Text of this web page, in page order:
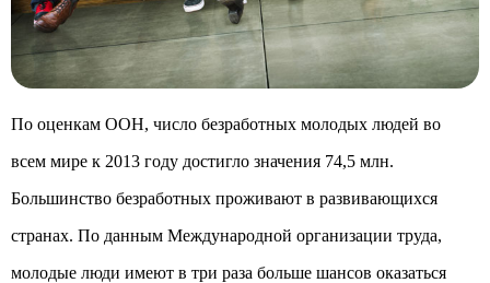
По оценкам ООН, число безработных молодых людей во
всем мире к 2013 году достигло значения 74,5 млн.
Большинство безработных проживают в развивающихся
странах. По данным Международной организации труда,
молодые люди имеют в три раза больше шансов оказаться